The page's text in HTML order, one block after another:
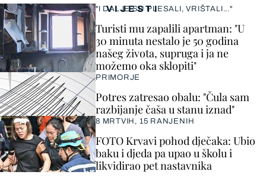
VIJESTI
"I DALJE SU PLESALI, VRIŠTALI..."
Turisti mu zapalili apartman: "U
30 minuta nestalo je 50 godina
našeg života, supruga i ja ne
možemo oka sklopiti"
PRIMORJE
Potres zatresao obalu: "Čula sam
razbijanje čaša u stanu iznad"
8 MRTVIH, 15 RANJENIH
FOTO Krvavi pohod dječaka: Ubio
baku i djeda pa upao u školu i
likvidirao pet nastavnika